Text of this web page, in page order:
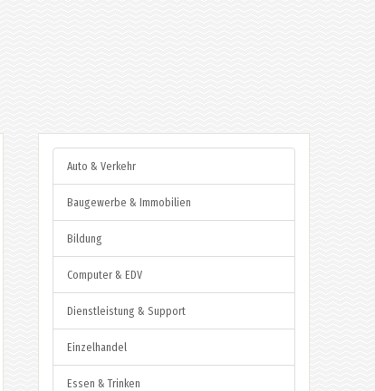
Auto & Verkehr
Baugewerbe & Immobilien
Bildung
Computer & EDV
Dienstleistung & Support
Einzelhandel
Essen & Trinken